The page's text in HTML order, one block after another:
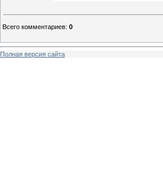
Всего комментариев: 0
Полная версия сайта